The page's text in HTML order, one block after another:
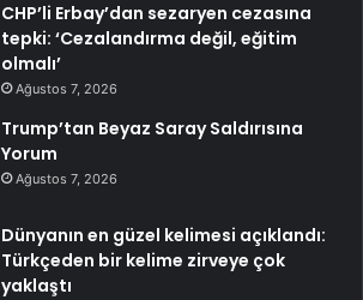
CHP’li Erbay’dan sezaryen cezasına
tepki: ‘Cezalandırma değil, eğitim
olmalı’
Ağustos 7, 2026
Trump’tan Beyaz Saray Saldırısına
Yorum
Ağustos 7, 2026
Dünyanın en güzel kelimesi açıklandı:
Türkçeden bir kelime zirveye çok
yaklaştı